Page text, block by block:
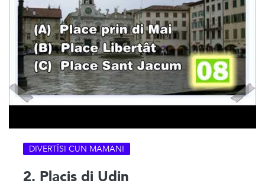
DIVERTÎSI CUN MAMAN!
2. Placis di Udin